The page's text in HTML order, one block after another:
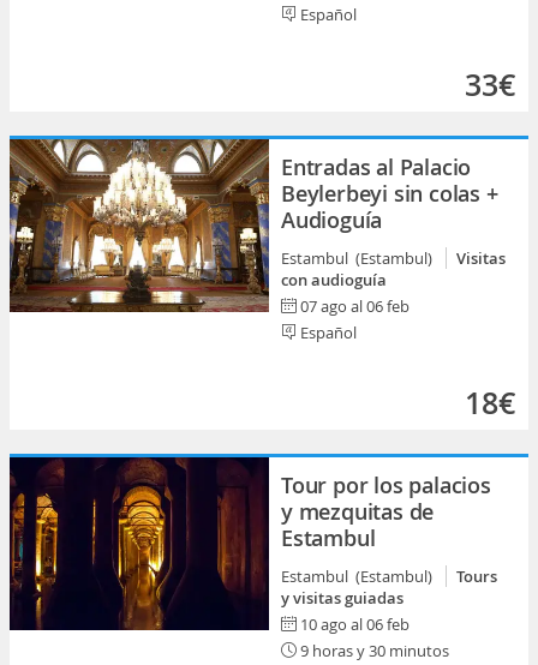
Español
33€
Entradas al Palacio
Beylerbeyi sin colas +
Audioguía
Estambul (Estambul)
Visitas
con audioguía
07 ago al 06 feb
Español
18€
Tour por los palacios
y mezquitas de
Estambul
Estambul (Estambul)
Tours
y visitas guiadas
10 ago al 06 feb
9 horas y 30 minutos